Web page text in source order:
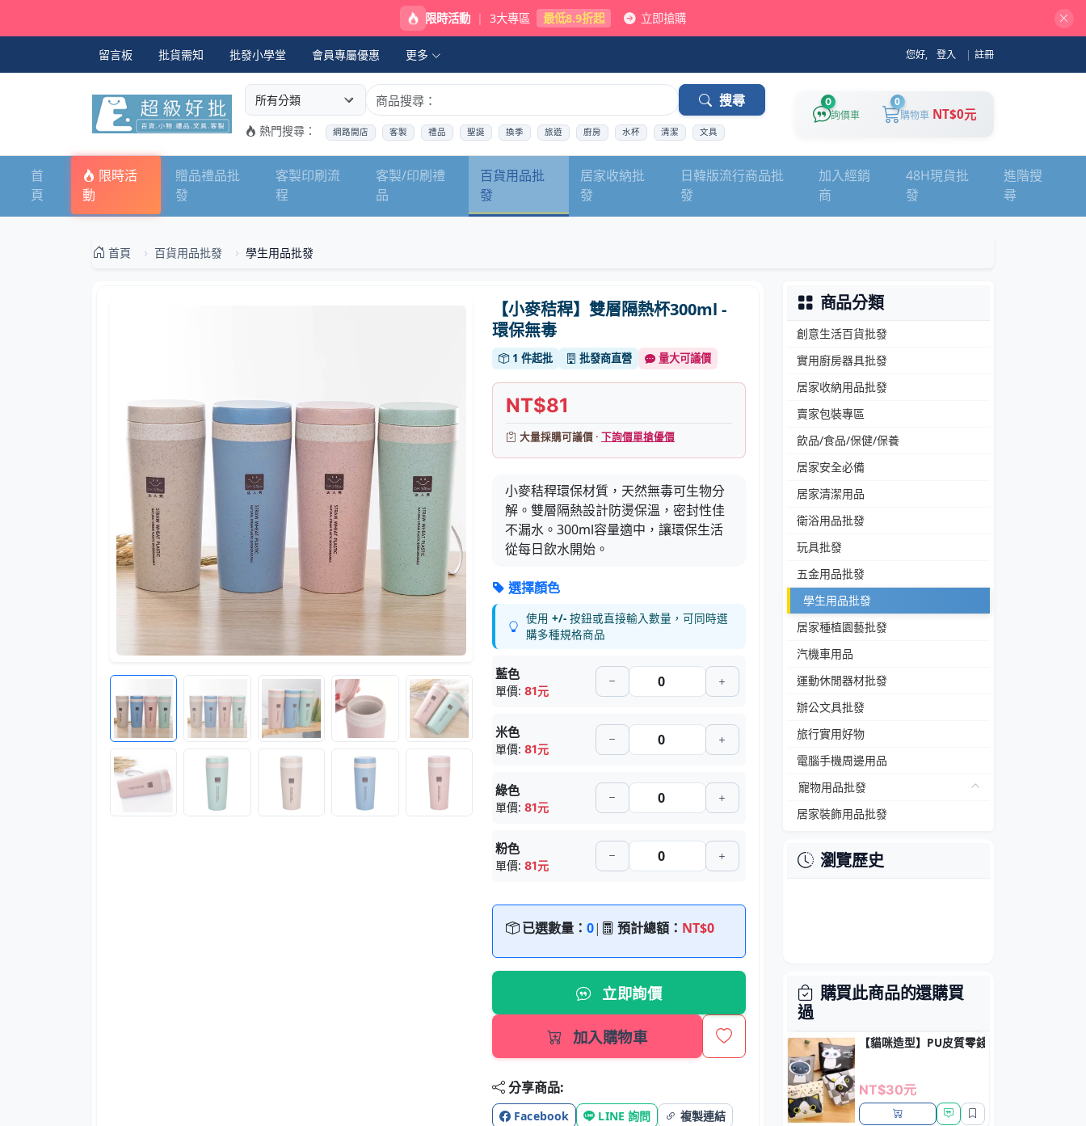
限時活動 | 3大專區 最低8.9折起 立即搶購
留言板 批貨需知 批發小學堂 會員專屬優惠 更多 您好, 登入 | 註冊
選擇商品分類
搜尋商品關鍵字 搜尋
熱門搜尋： 網路開店 客製 禮品 聖誕 換季 旅遊 廚房 水杯 清潔 文具
0
詢價車
0
購物車 NT$0元
首
頁
限時活
動
贈品禮品批
發
客製印刷流
程
客製/印刷禮
品
百貨用品批
發
居家收納批
發
日韓版流行商品批
發
加入經銷
商
48H現貨批
發
進階搜
尋
首頁 百貨用品批發 學生用品批發
【小麥秸稈】雙層隔熱杯300ml -
環保無毒
1 件起批 批發商直營 量大可議價
NT$81
大量採購可議價 ·下詢價單搶優價
小麥秸稈環保材質，天然無毒可生物分
解。雙層隔熱設計防燙保溫，密封性佳
不漏水。300ml容量適中，讓環保生活
從每日飲水開始。
選擇顏色
使用+/- 按鈕或直接輸入數量，可同時選
購多種規格商品
藍色
單價:81元
米色
單價:81元
綠色
單價:81元
粉色
單價:81元
已選數量：0| 預計總額： NT$0
立即詢價
加入購物車
分享商品:
Facebook LINE 詢問
複製連結
商品分類
創意生活百貨批發
實用廚房器具批發
居家收納用品批發
賣家包裝專區
飲品/食品/保健/保養
居家安全必備
居家清潔用品
衛浴用品批發
玩具批發
五金用品批發
學生用品批發
居家種植園藝批發
汽機車用品
運動休閒器材批發
辦公文具批發
旅行實用好物
電腦手機周邊用品
寵物用品批發
居家裝飾用品批發
瀏覽歷史
購買此商品的還購買
過
【貓咪造型】PU皮質零錢包 - 多功能鑰匙小
NT$30元